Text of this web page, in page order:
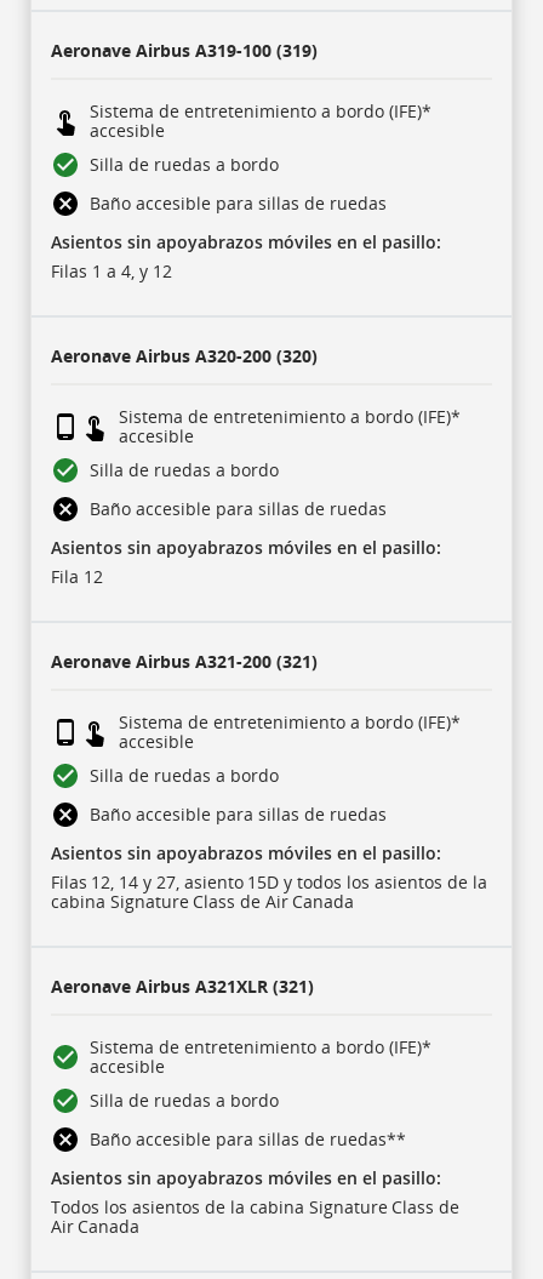
subencabezados,
nuestras
aerolíneas,
para
También
representan
algunos
estos
datos.
Tienen
leyenda
sigla
referencia
sistema
entretenimiento
bordo.
Aeronave Airbus A319-100 (319)
Sistema de entretenimiento a bordo (IFE)*
accesible
Silla de ruedas a bordo
Baño accesible para sillas de ruedas
Asientos sin apoyabrazos móviles en el pasillo:
Filas 1 a 4, y 12
Aeronave Airbus A320-200 (320)
Sistema de entretenimiento a bordo (IFE)*
accesible
Silla de ruedas a bordo
Baño accesible para sillas de ruedas
Asientos sin apoyabrazos móviles en el pasillo:
Fila 12
Aeronave Airbus A321-200 (321)
Sistema de entretenimiento a bordo (IFE)*
accesible
Silla de ruedas a bordo
Baño accesible para sillas de ruedas
Asientos sin apoyabrazos móviles en el pasillo:
Filas 12, 14 y 27, asiento 15D y todos los asientos de la
cabina Signature Class de Air Canada
Aeronave Airbus A321XLR (321)
Sistema de entretenimiento a bordo (IFE)*
accesible
Silla de ruedas a bordo
Baño accesible para sillas de ruedas**
Asientos sin apoyabrazos móviles en el pasillo:
Todos los asientos de la cabina Signature Class de
Air Canada